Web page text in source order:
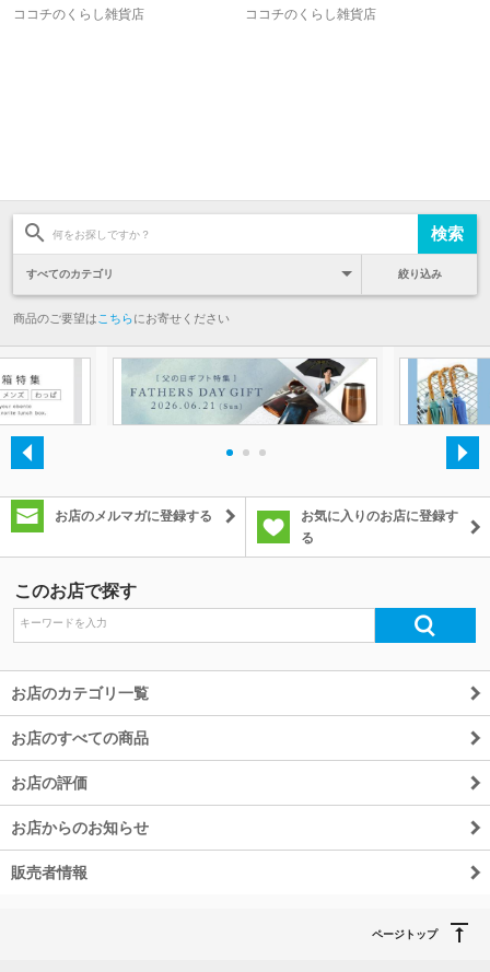
ケ
ココチのくらし雑貨店
プ
ココチのくらし雑貨店
絞り込み
商品のご要望は こちらにお寄せください
お店のメルマガに登録する
お気に入りのお店に登録す
る
このお店で探す
お店のカテゴリ一覧
お店のすべての商品
お店の評価
お店からのお知らせ
販売者情報
ページトップ